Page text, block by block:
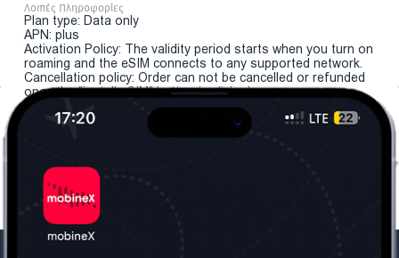
Λοιπές Πληροφορίες
Plan type: Data only
APN: plus
Activation Policy: The validity period starts when you turn on
roaming and the eSIM connects to any supported network.
Cancellation policy: Order can not be cancelled or refunded
once the "install eSIM" button is clicked.